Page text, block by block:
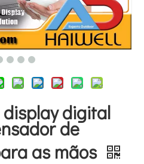
digital
de
as mãos